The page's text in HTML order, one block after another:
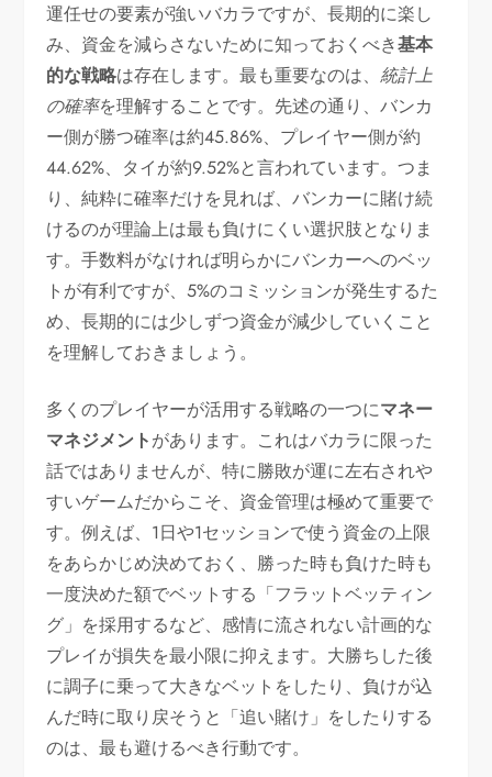
運任せの要素が強いバカラですが、長期的に楽し
み、資金を減らさないために知っておくべき基本
的な戦略は存在します。最も重要なのは、統計上
の確率を理解することです。先述の通り、バンカ
ー側が勝つ確率は約45.86%、プレイヤー側が約
44.62%、タイが約9.52%と言われています。つま
り、純粋に確率だけを見れば、バンカーに賭け続
けるのが理論上は最も負けにくい選択肢となりま
す。手数料がなければ明らかにバンカーへのベッ
トが有利ですが、5%のコミッションが発生するた
め、長期的には少しずつ資金が減少していくこと
を理解しておきましょう。
多くのプレイヤーが活用する戦略の一つにマネー
マネジメントがあります。これはバカラに限った
話ではありませんが、特に勝敗が運に左右されや
すいゲームだからこそ、資金管理は極めて重要で
す。例えば、1日や1セッションで使う資金の上限
をあらかじめ決めておく、勝った時も負けた時も
一度決めた額でベットする「フラットベッティン
グ」を採用するなど、感情に流されない計画的な
プレイが損失を最小限に抑えます。大勝ちした後
に調子に乗って大きなベットをしたり、負けが込
んだ時に取り戻そうと「追い賭け」をしたりする
のは、最も避けるべき行動です。